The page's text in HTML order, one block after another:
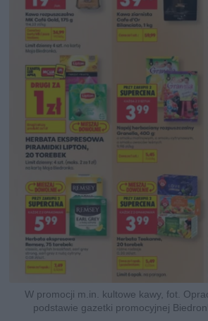
W promocji m.in. kultowe kawy, fot.
podstawie gazetki promocyjnej